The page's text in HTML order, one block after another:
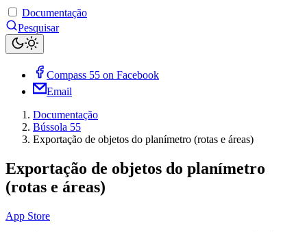
Documentação
Pesquisar
Compass 55 on Facebook
Email
Documentação
Bússola 55
Exportação de objetos do planímetro (rotas e áreas)
Exportação de objetos do planímetro
(rotas e áreas)
App Store